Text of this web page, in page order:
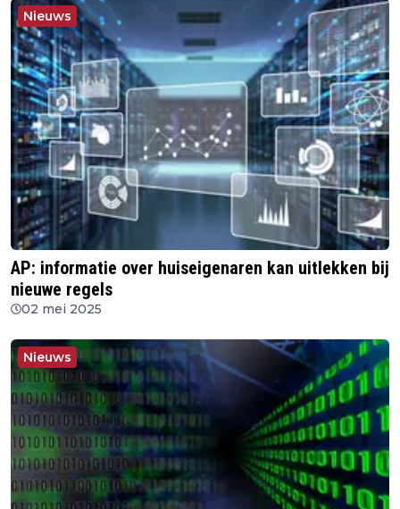
Nieuws
AP: informatie over huiseigenaren kan uitlekken bij
nieuwe regels
02 mei 2025
Nieuws